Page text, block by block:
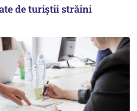
de turiștii străini